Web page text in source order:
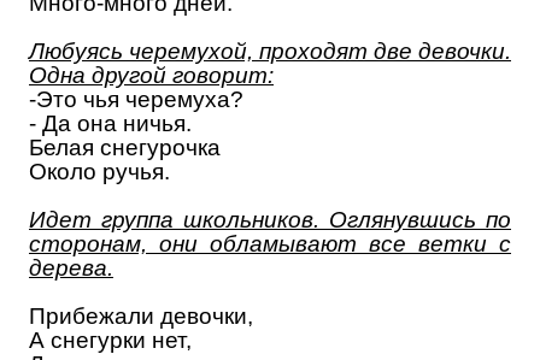
Любуясь черемухой, проходят две девочки.
Одна другой говорит:
-Это чья черемуха?
- Да она ничья.
Белая снегурочка
Около ручья.
Идет группа школьников. Оглянувшись по
сторонам, они обламывают все ветки с
дерева.
Прибежали девочки,
А снегурки нет,